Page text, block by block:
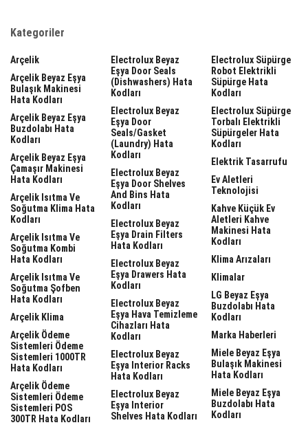
Kategoriler
Arçelik
Arçelik Beyaz Eşya
Bulaşık Makinesi
Hata Kodları
Arçelik Beyaz Eşya
Buzdolabı Hata
Kodları
Arçelik Beyaz Eşya
Çamaşır Makinesi
Hata Kodları
Arçelik Isıtma Ve
Soğutma Klima Hata
Kodları
Arçelik Isıtma Ve
Soğutma Kombi
Hata Kodları
Arçelik Isıtma Ve
Soğutma Şofben
Hata Kodları
Arçelik Klima
Arçelik Ödeme
Sistemleri Ödeme
Sistemleri 1000TR
Hata Kodları
Arçelik Ödeme
Sistemleri Ödeme
Sistemleri POS
300TR Hata Kodları
Electrolux Beyaz
Eşya Door Seals
(dishwashers) Hata
Kodları
Electrolux Beyaz
Eşya Door
Seals/gasket
(laundry) Hata
Kodları
Electrolux Beyaz
Eşya Door Shelves
And Bins Hata
Kodları
Electrolux Beyaz
Eşya Drain Filters
Hata Kodları
Electrolux Beyaz
Eşya Drawers Hata
Kodları
Electrolux Beyaz
Eşya Hava Temizleme
Cihazları Hata
Kodları
Electrolux Beyaz
Eşya Interior Racks
Hata Kodları
Electrolux Beyaz
Eşya Interior
Shelves Hata Kodları
Electrolux Süpürge
Robot Elektrikli
Süpürge Hata
Kodları
Electrolux Süpürge
Torbalı Elektrikli
Süpürgeler Hata
Kodları
Elektrik Tasarrufu
Ev Aletleri
Teknolojisi
Kahve Küçük Ev
Aletleri Kahve
Makinesi Hata
Kodları
Klima Arızaları
Klimalar
LG Beyaz Eşya
Buzdolabı Hata
Kodları
Marka Haberleri
Miele Beyaz Eşya
Bulaşık Makinesi
Hata Kodları
Miele Beyaz Eşya
Buzdolabı Hata
Kodları